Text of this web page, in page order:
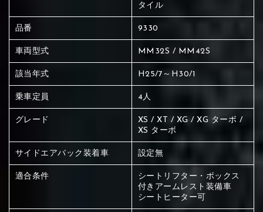
赤く塗られている場所を選択
タイル
品番 9330
車両型式 MM32S / MM42S
該当年式 H25/7～H30/1
乗車定員 4人
グレード
XS / XT / XG / XG ターボ /
XS ターボ
サイドエアバック装着車 設定無
適合条件
シートリフター・ボックス
付きアームレスト装備車
シートヒーター可